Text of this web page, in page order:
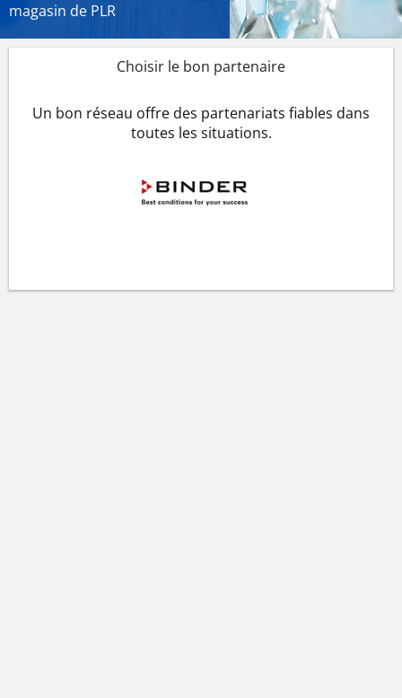
magasin de PLR
Choisir le bon partenaire
Un bon réseau offre des partenariats fiables dans
toutes les situations.